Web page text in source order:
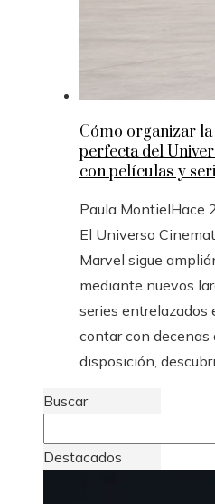
Cómo organizar
perfecta del
con películas y
Paula MontielHace
El Universo
Marvel sigue
mediante nuevos
series entrelazados
contar con decenas
disposición, descubrir
Buscar
Destacados